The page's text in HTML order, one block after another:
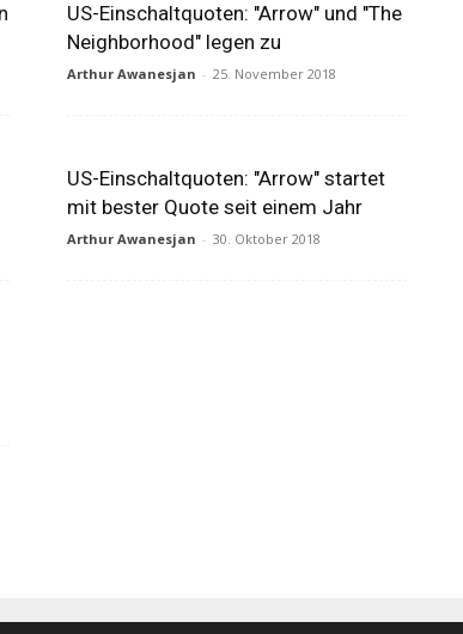
US-Einschaltquoten: "Arrow" und "The
Neighborhood" legen zu
Arthur Awanesjan - 25. November 2018
US-Einschaltquoten: "Arrow" startet
mit bester Quote seit einem Jahr
Arthur Awanesjan - 30. Oktober 2018